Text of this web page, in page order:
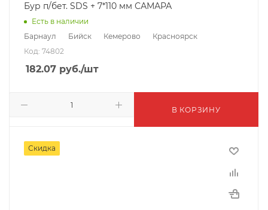
Бур п/бет. SDS + 7*110 мм САМАРА
Есть в наличии
Барнаул
Бийск Кемерово
Красноярск
Код: 74802
182.07 руб./шт
В КОРЗИНУ
Скидка